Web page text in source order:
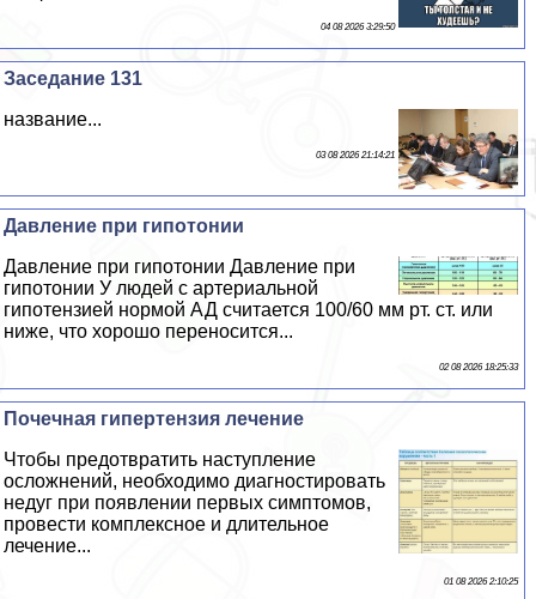
04 08 2026 3:29:50
Заседание 131
название...
03 08 2026 21:14:21
Давление при гипотонии
Давление при гипотонии Давление при
гипотонии У людей с артериальной
гипотензией нормой АД считается 100/60 мм рт. ст. или
ниже, что хорошо переносится...
02 08 2026 18:25:33
Почечная гипертензия лечение
Чтобы предотвратить наступление
осложнений, необходимо диагностировать
недуг при появлении первых симптомов,
провести комплексное и длительное
лечение...
01 08 2026 2:10:25